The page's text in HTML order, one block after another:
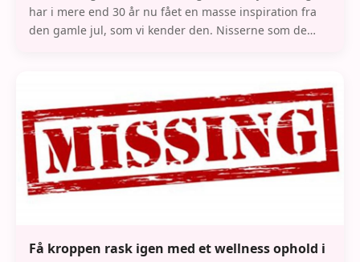
har i mere end 30 år nu fået en masse inspiration fra
den gamle jul, som vi kender den. Nisserne som de
Få kroppen rask igen med et wellness ophold i